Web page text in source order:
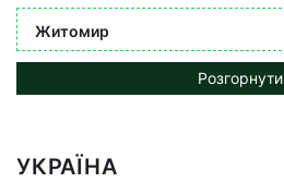
Житомир
Розгорнути
УКРАЇНА